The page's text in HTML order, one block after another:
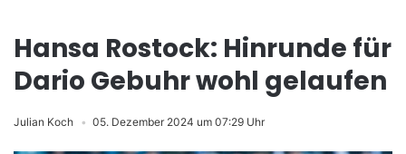
Hansa Rostock: Hinrunde für
Dario Gebuhr wohl gelaufen
Julian Koch 05. Dezember 2024 um 07:29 Uhr